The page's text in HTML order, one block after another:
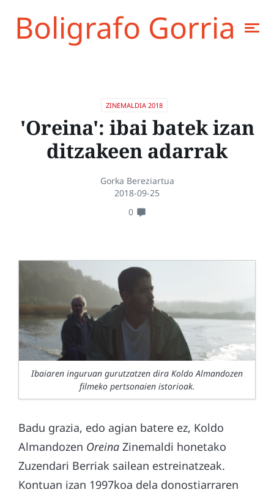
Boligrafo Gorria
ZINEMALDIA 2018
'Oreina': ibai batek izan
ditzakeen adarrak
Gorka Bereziartua
2018-09-25
0
Ibaiaren inguruan gurutzatzen dira Koldo Almandozen
filmeko pertsonaien istorioak.
Badu grazia, edo agian batere ez, Koldo
Almandozen Oreina Zinemaldi honetako
Zuzendari Berriak sailean estreinatzeak.
Kontuan izan 1997koa dela donostiarraren